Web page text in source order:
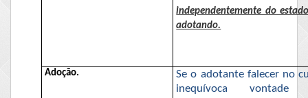
independentemente do
adotando.
Adoção.
Se o adotante falecer no
inequívoca